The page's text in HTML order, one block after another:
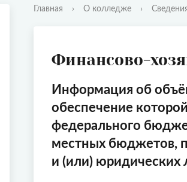
Главная › О колледже ›
Финансово-
Информация об
обеспечение
федерального
местных бюджетов,
и (или) юридических